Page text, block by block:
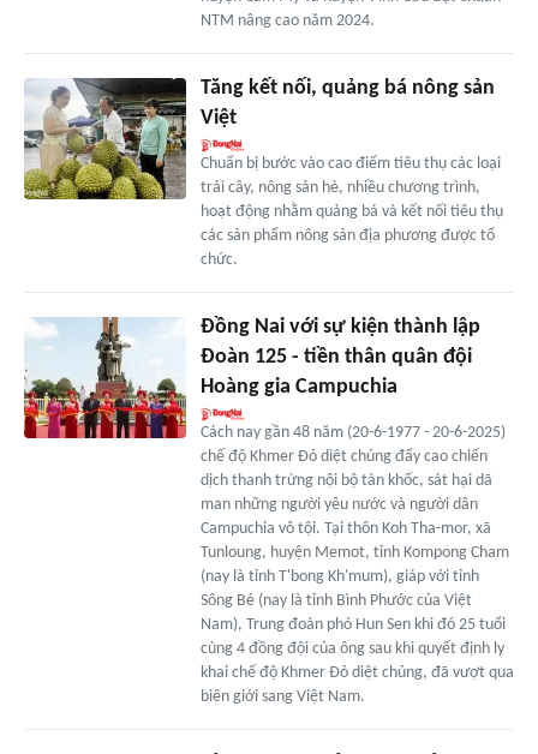
NTM nâng cao năm 2024.
Tăng kết nối, quảng bá nông sản
Việt
Chuẩn bị bước vào cao điểm tiêu thụ các loại
trái cây, nông sản hè, nhiều chương trình,
hoạt động nhằm quảng bá và kết nối tiêu thụ
các sản phẩm nông sản địa phương được tổ
chức.
Đồng Nai với sự kiện thành lập
Đoàn 125 - tiền thân quân đội
Hoàng gia Campuchia
Cách nay gần 48 năm (20-6-1977 - 20-6-2025)
chế độ Khmer Đỏ diệt chủng đẩy cao chiến
dịch thanh trừng nội bộ tàn khốc, sát hại dã
man những người yêu nước và người dân
Campuchia vô tội. Tại thôn Koh Tha-mor, xã
Tunloung, huyện Memot, tỉnh Kompong Cham
(nay là tỉnh T'bong Kh'mum), giáp với tỉnh
Sông Bé (nay là tỉnh Bình Phước của Việt
Nam), Trung đoàn phó Hun Sen khi đó 25 tuổi
cùng 4 đồng đội của ông sau khi quyết định ly
khai chế độ Khmer Đỏ diệt chủng, đã vượt qua
biên giới sang Việt Nam.